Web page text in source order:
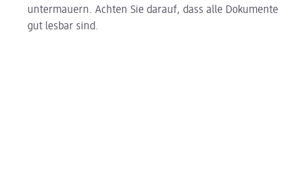
untermauern. Achten Sie darauf, dass alle Dokumente
gut lesbar sind.